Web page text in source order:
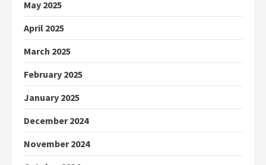
May 2025
April 2025
March 2025
February 2025
January 2025
December 2024
November 2024